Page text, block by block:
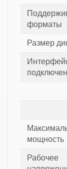
форматы
Размер
мощность
Рабочее